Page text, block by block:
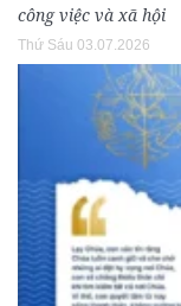
công việc và xã hội
Thứ Sáu 03.07.2026